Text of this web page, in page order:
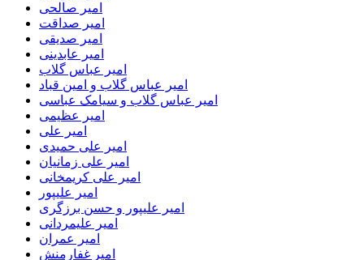
امیر صالحی
امیر صداقت
امیر صدیقی
امیر عابدینی
امیر عباس گلاب
امیر عباس گلاب و امین قباد
امیر عباس گلاب و سیامک عباسی
امیر عظیمی
امیر علی
امیر علی حمیدی
امیر علی زمانیان
امیر علی کریمخانی
امیر علیپور
امیر علیپور و حسن برزگری
امیر علیمردانی
امیر عمران
امیر غفارمنش